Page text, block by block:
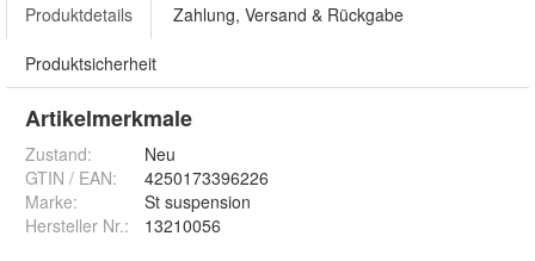
Produktdetails Zahlung, Versand & Rückgabe
Produktsicherheit
Artikelmerkmale
Zustand:
Neu
GTIN / EAN:
4250173396226
Marke:
St suspension
Hersteller Nr.:
13210056